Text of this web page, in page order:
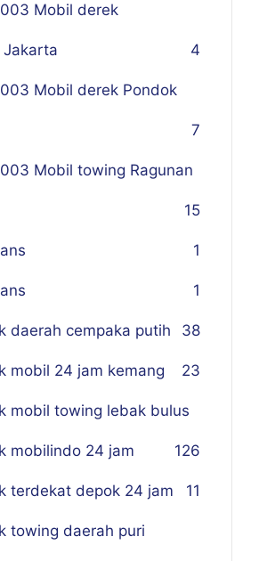
Mobil derek
Jakarta 4
Mobil derek Pondok
7
Mobil towing Ragunan
5
1
1
1
daerah cempaka putih 38
mobil 24 jam kemang 23
mobil towing lebak bulus
26
mobilindo 24 jam 1
terdekat depok 24 jam 11
towing daerah puri